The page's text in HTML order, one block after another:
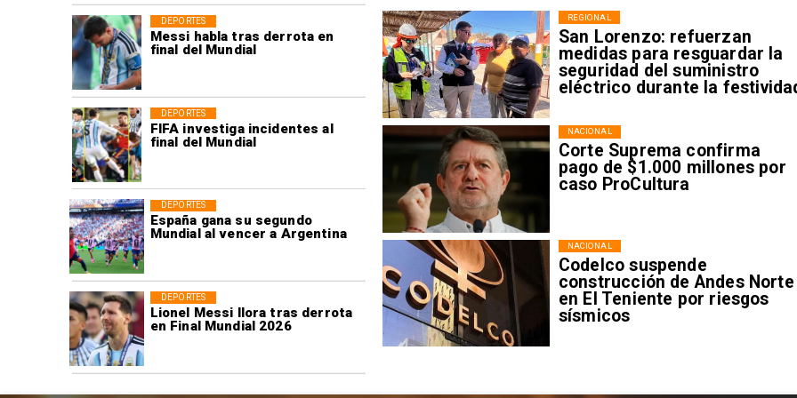
Messi habla tras derrota en
final del Mundial
DEPORTES
FIFA investiga incidentes al
final del Mundial
DEPORTES
España gana su segundo
Mundial al vencer a Argentina
DEPORTES
Lionel Messi llora tras derrota
en Final Mundial 2026
DEPORTES
San Lorenzo: refuerzan
medidas para resguardar la
seguridad del suministro
eléctrico durante la
REGIONAL
Corte Suprema confirma
pago de $1.000 millones por
caso ProCultura
NACIONAL
Codelco suspende
construcción de Andes Norte
en El Teniente por riesgos
sísmicos
NACIONAL